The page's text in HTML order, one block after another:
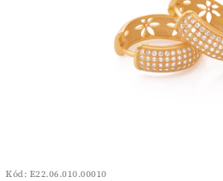
Kód: E22.06.010.00010